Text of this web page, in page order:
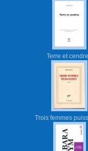
Terre et
Trois femmes